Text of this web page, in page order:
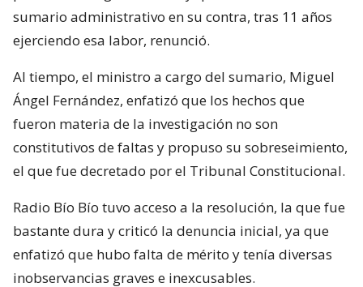
sumario administrativo en su contra, tras 11 años
ejerciendo esa labor, renunció.
Al tiempo, el ministro a cargo del sumario, Miguel
Ángel Fernández, enfatizó que los hechos que
fueron materia de la investigación no son
constitutivos de faltas y propuso su sobreseimiento,
el que fue decretado por el Tribunal Constitucional.
Radio Bío Bío tuvo acceso a la resolución, la que fue
bastante dura y criticó la denuncia inicial, ya que
enfatizó que hubo falta de mérito y tenía diversas
inobservancias graves e inexcusables.